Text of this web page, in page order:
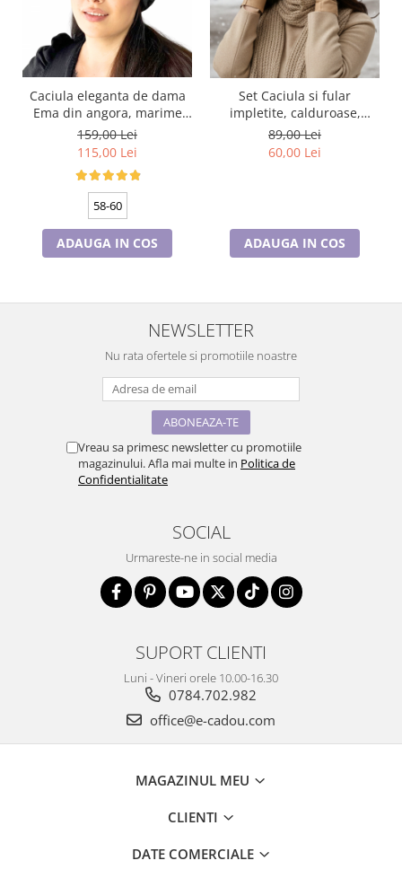
Caciula eleganta de dama
Ema din angora, marime
58-69 universala, culoare
verde
159,00 Lei
115,00 Lei
58-60
ADAUGA IN COS
Set Caciula si fular
impletite, calduroase,
caciula dublata în interior,
HONEY brown
89,00 Lei
60,00 Lei
ADAUGA IN COS
NEWSLETTER
Nu rata ofertele si promotiile noastre
Vreau sa primesc newsletter cu promotiile
magazinului. Afla mai multe in Politica de
Confidentialitate
SOCIAL
Urmareste-ne in social media
SUPORT CLIENTI
Luni - Vineri orele 10.00-16.30
0784.702.982
office@e-cadou.com
MAGAZINUL MEU
CLIENTI
DATE COMERCIALE